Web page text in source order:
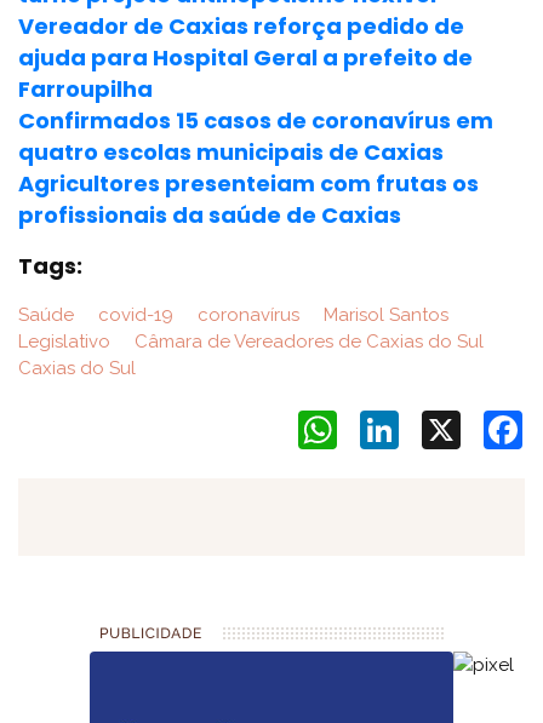
Vereador de Caxias reforça pedido de
ajuda para Hospital Geral a prefeito de
Farroupilha
Confirmados 15 casos de coronavírus em
quatro escolas municipais de Caxias
Agricultores presenteiam com frutas os
profissionais da saúde de Caxias
Tags:
Saúde covid-19 coronavírus
Marisol Santos
Legislativo
Câmara de Vereadores de Caxias do Sul
Caxias do Sul
LinkedIn
WhatsApp